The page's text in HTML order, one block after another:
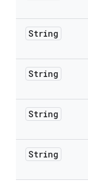
String
String
String
String